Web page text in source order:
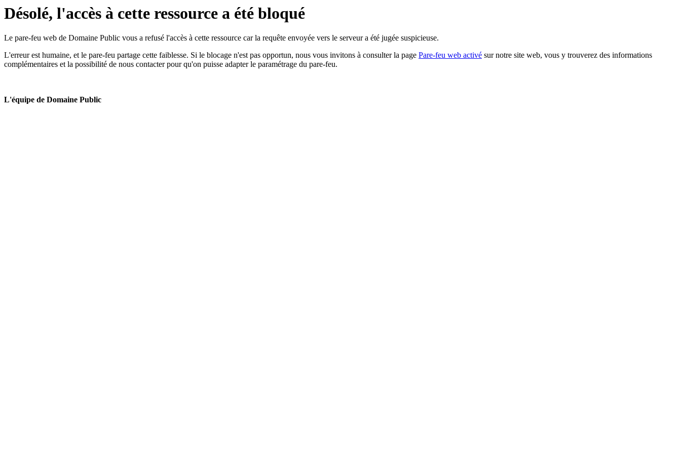
Désolé, l'accès à cette ressource a été bloqué
Le pare-feu web de Domaine Public vous a refusé l'accès à cette ressource car la requête envoyée vers le serveur a été jugée suspicieuse.
L'erreur est humaine, et le pare-feu partage cette faiblesse. Si le blocage n'est pas opportun, nous vous invitons à consulter la page Pare-feu web activé sur notre site web, vous y trouverez des informations
complémentaires et la possibilité de nous contacter pour qu'on puisse adapter le paramétrage du pare-feu.
L'équipe de Domaine Public